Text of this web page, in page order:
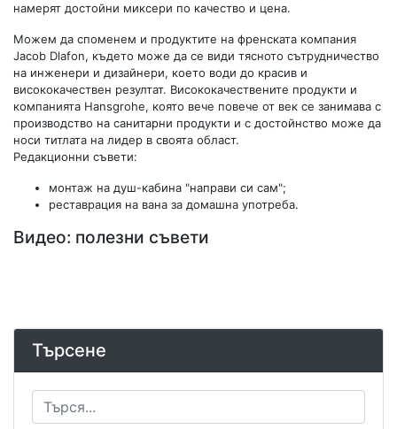
намерят достойни миксери по качество и цена.
Можем да споменем и продуктите на френската компания
Jacob Dlafon, където може да се види тясното сътрудничество
на инженери и дизайнери, което води до красив и
висококачествен резултат. Висококачествените продукти и
компанията Hansgrohe, която вече повече от век се занимава с
производство на санитарни продукти и с достойнство може да
носи титлата на лидер в своята област.
Редакционни съвети:
монтаж на душ-кабина "направи си сам";
реставрация на вана за домашна употреба.
Видео: полезни съвети
Търсене